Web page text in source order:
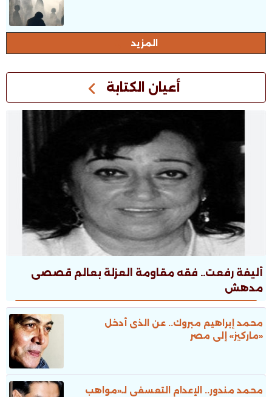
المزيد
أعيان الكتابة
أليفة رفعت.. فقه مقاومة العزلة بعالم قصصى
مدهش
محمد إبراهيم مبروك.. عن الذى أدخل
«ماركيز» إلى مصر
محمد مندور.. الإعدام التعسفى لـ«مواهب